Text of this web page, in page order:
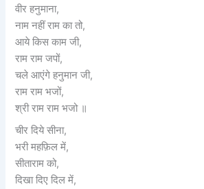
वीर हनुमाना,
नाम नहीं राम का तो,
आये किस काम जी,
राम राम जपों,
चले आएंगे हनुमान जी,
राम राम भजों,
श्री राम राम भजो ॥
चीर दिये सीना,
भरी महफ़िल में,
सीताराम को,
दिखा दिए दिल में,